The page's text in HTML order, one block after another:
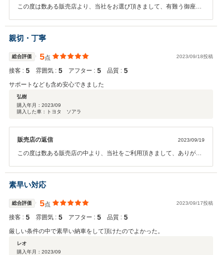
この度は数ある販売店より、当社をお選び頂きまして、有難う御座い
たかと思いますが、有難いお言葉を頂きまして、感謝の気持ちでいっ
ぱいです。 また、何かお困りのことが御座いましたら、いつでもお気
軽にご相談を頂けたらと思っております。 今後とも、お付き合いの
程、宜しくお願い致します。
親切・丁寧
総合評価 5点 2023/09/18投稿
接客 : 5 雰囲気 : 5 アフター : 5 品質 : 5
サポートなども含め安心できました
弘樹
購入年月： 2023/09
購入した車：トヨタ ソアラ
販売店の返信 2023/09/19
この度は数ある販売店の中より、当社をご利用頂きまして、ありがと
で、何かご不明な点や、お困りの事が御座いましたら、お気軽にご相
談を頂けたらと思っております。 今後とも、お付き合いの程、宜し
素早い対応
総合評価 5点 2023/09/17投稿
接客 : 5 雰囲気 : 5 アフター : 5 品質 : 5
厳しい条件の中で素早い納車をして頂けたのでよかった。
レオ
購入年月： 2023/09